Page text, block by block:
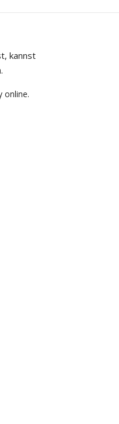
kannst